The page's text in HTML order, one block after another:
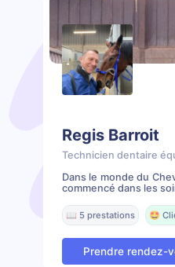
Regis Barroit
Technicien dentaire
Dans le monde du
commencé dans les
📖 5 prestations 🤩
Prendre rendez-